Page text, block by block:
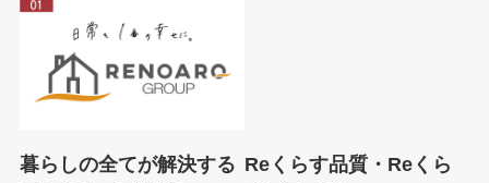
暮らしの全てが解決する Reくらす品質・Reくら